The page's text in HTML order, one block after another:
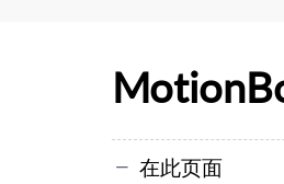
在此页面